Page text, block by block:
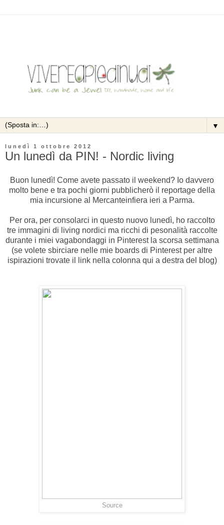
▼
lunedì 1 ottobre 2012
Un lunedì da PIN! - Nordic living
Buon lunedì! Come avete passato il weekend? Io davvero
molto bene e tra pochi giorni pubblicherò il reportage della
mia incursione al Mercanteinfiera ieri a Parma.
Per ora, per consolarci in questo nuovo lunedì, ho raccolto
tre immagini di living nordici ma ricchi di pesonalità raccolte
durante i miei vagabondaggi in Pinterest la scorsa settimana
(se volete sbirciare nelle mie boards di Pinterest per altre
ispirazioni trovate il link nella colonna qui a destra del blog)
Source